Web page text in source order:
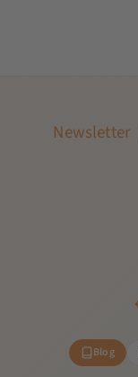
Newsletter
Blog